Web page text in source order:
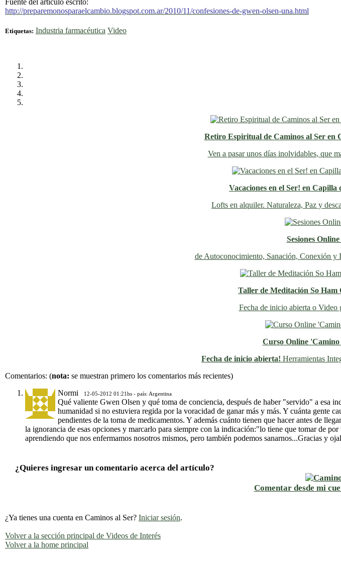
http://preparemonosparaelcambio.blogspot.com.ar/2010/11/confesiones-de-gwen-olsen-una.html
Etiquetas: Industria farmacéutica Video
Retiro Espiritual de Caminos al Ser en
Ven a pasar unos días inolvidables, que
Vacaciones en el Ser! en
Lofts en alquiler. Naturaleza, Paz y
Sesiones
de Autoconocimiento, Sanación, Conexión
Taller de Meditación So Ham
Fecha de inicio abierta o Video
Curso Online
Fecha de inicio abierta! Herramientas
Comentarios: (nota: se muestran primero los comentarios más recientes)
Normi
12-05-2012 01:21hs - país: Argentina
Qué valiente Gwen Olsen y qué toma de conciencia, después de haber "servido" a esa
humanidad si no estuviera regida por la voracidad de ganar más y más. Y cuánta gente
pendientes de la toma de medicamentos. Y además cuánto tienen que hacer antes de
la ignorancia de esas opciones y marcarlo para siempre con la indicación:"lo tiene que tomar de
aprendiendo que nos enfermamos nosotros mismos, pero también podemos sanarnos...Gracias y
¿Quieres ingresar un comentario acerca del artículo?
Comentar desde mi
¿Ya tienes una cuenta en Caminos al Ser? Iniciar sesión.
Volver a la sección principal de Videos de Interés
Volver a la home principal